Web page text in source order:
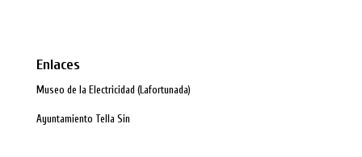
Enlaces
Museo de la Electricidad (Lafortunada)
Ayuntamiento Tella Sin